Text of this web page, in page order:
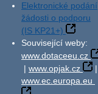
Elektronické podání
žádosti o podporu
(IS KP21+)
Související weby:
www.dotaceeu.cz
| www.opjak.cz
|
www.ec.europa.eu